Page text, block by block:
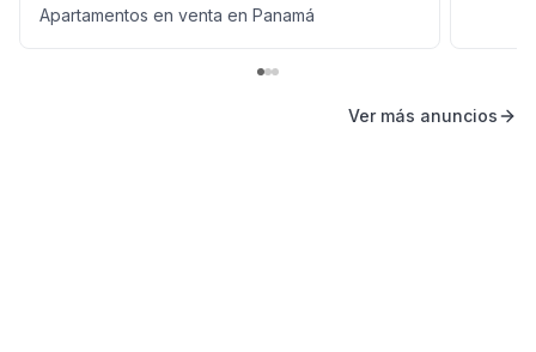
Apartamentos en venta en Panamá
Ver más anuncios